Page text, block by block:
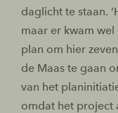
daglicht te staan.
maar er kwam
plan om hier
de Maas te gaan
van het
omdat het project